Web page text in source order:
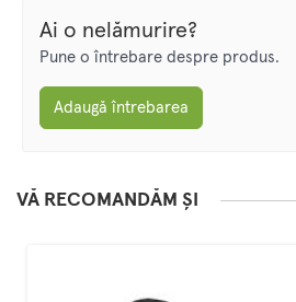
Ai o nelămurire?
Pune o întrebare despre produs.
Adaugă întrebarea
VĂ RECOMANDĂM ȘI